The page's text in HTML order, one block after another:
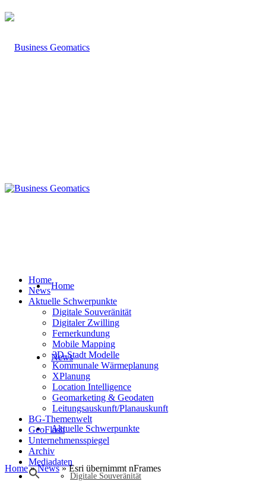
Home
News
Aktuelle Schwerpunkte
Digitale Souveränität
Home
News
Aktuelle Schwerpunkte
Digitale Souveränität
Digitaler Zwilling
Fernerkundung
Mobile Mapping
3D-Stadt Modelle
Kommunale Wärmeplanung
XPlanung
Location Intelligence
Geomarketing & Geodaten
Leitungsauskunft/Planauskunft
BG-Themenwelt
GeoFlash
Unternehmensspiegel
Archiv
Mediadaten
Home»News»Esri übernimmt nFrames